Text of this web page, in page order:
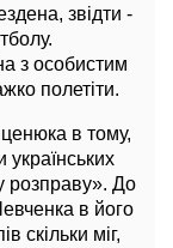
звідти -
з особистим
полетіти.
в тому,
українських
розправу». До
в його
скільки міг,